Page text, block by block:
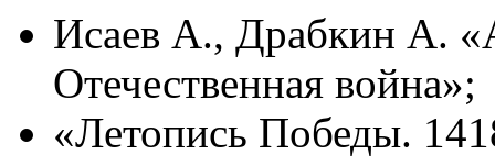
Исаев А., Драбкин А.
Отечественная война»;
«Летопись Победы.